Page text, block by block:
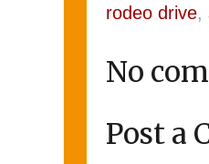
rodeo drive,
No
Post a